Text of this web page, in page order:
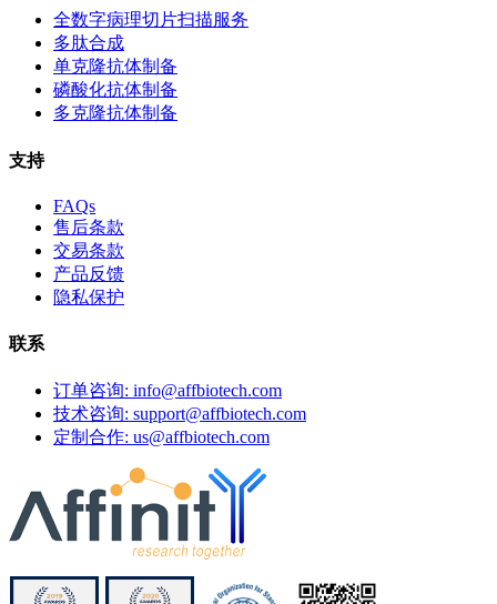
全数字病理切片扫描服务
多肽合成
单克隆抗体制备
磷酸化抗体制备
多克隆抗体制备
支持
FAQs
售后条款
交易条款
产品反馈
隐私保护
联系
订单咨询: info@affbiotech.com
技术咨询: support@affbiotech.com
定制合作: us@affbiotech.com